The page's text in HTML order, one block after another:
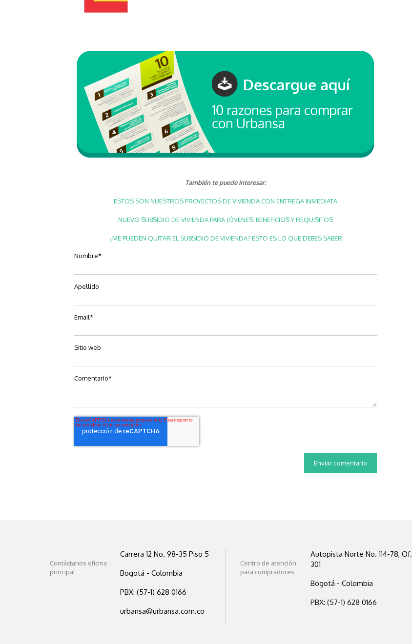
También te puede interesar:
ESTOS SON NUESTROS PROYECTOS DE VIVIENDA CON ENTREGA INMEDIATA
NUEVO SUBSIDIO DE VIVIENDA PARA JÓVENES: BENEFICIOS Y REQUISITOS
¿ME PUEDEN QUITAR EL SUBSIDIO DE VIVIENDA? ESTO ES LO QUE DEBES SABER
Nombre*
Apellido
Email*
Sitio web
Comentario*
Contáctanos oficina
principal
Carrera 12 No. 98-35 Piso 5
Bogotá - Colombia
PBX: (57-1) 628 0166
urbansa@urbansa.com.co
Centro de atención
para compradores
Autopista Norte No. 114-78, Of.
301
Bogotá - Colombia
PBX: (57-1) 628 0166